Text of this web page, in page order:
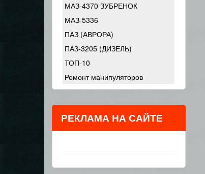
МАЗ-4370 ЗУБРЕНОК
МАЗ-5336
ПАЗ (АВРОРА)
ПАЗ-3205 (ДИЗЕЛЬ)
ТОП-10
Ремонт манипуляторов
РЕКЛАМА НА САЙТЕ